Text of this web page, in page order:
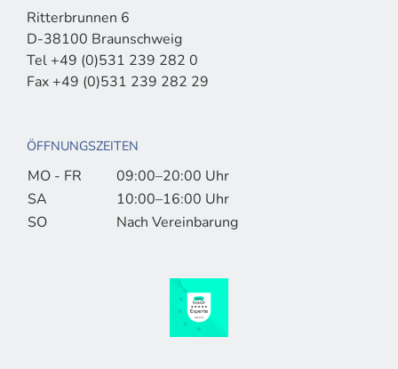
Ritterbrunnen 6
D-38100 Braunschweig
Tel +49 (0)531 239 282 0
Fax +49 (0)531 239 282 29
ÖFFNUNGSZEITEN
MO - FR
09:00–20:00 Uhr
SA
10:00–16:00 Uhr
SO
Nach Vereinbarung